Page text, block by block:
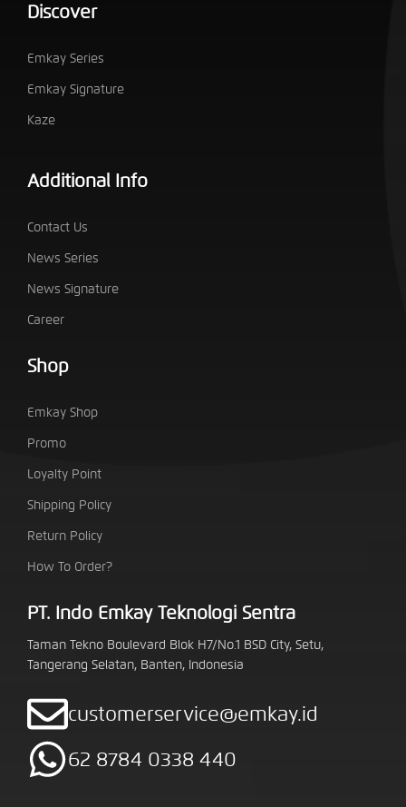
Discover
Emkay Series
Emkay Signature
Kaze
Additional Info
Contact Us
News Series
News Signature
Career
Shop
Emkay Shop
Promo
Loyalty Point
Shipping Policy
Return Policy
How To Order?
PT. Indo Emkay Teknologi Sentra
Taman Tekno Boulevard Blok H7/No.1 BSD City, Setu,
Tangerang Selatan, Banten, Indonesia
customerservice@emkay.id
62 8784 0338 440